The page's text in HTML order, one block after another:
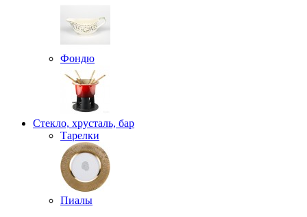
Фондю
Стекло, хрусталь, бар
Тарелки
Пиалы